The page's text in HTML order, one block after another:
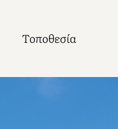
Τοποθεσία